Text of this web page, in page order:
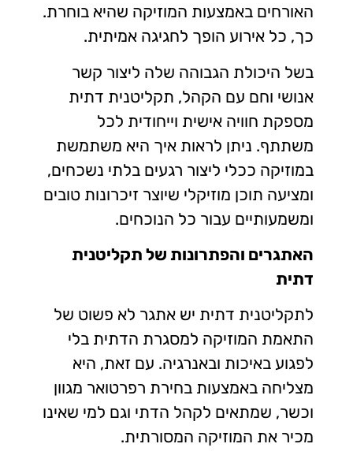
האורחים באמצעות המוזיקה שהיא בוחרת.
כך, כל אירוע הופך לחגיגה אמיתית.
בשל היכולת הגבוהה שלה ליצור קשר
אנושי וחם עם הקהל, תקליטנית דתית
מספקת חוויה אישית וייחודית לכל
משתתף. ניתן לראות איך היא משתמשת
במוזיקה ככלי ליצור רגעים בלתי נשכחים,
ומציעה תוכן מוזיקלי שיוצר זיכרונות טובים
ומשמעותיים עבור כל הנוכחים.
האתגרים והפתרונות של תקליטנית
דתית
לתקליטנית דתית יש אתגר לא פשוט של
התאמת המוזיקה למסגרת הדתית בלי
לפגוע באיכות ובאנרגיה. עם זאת, היא
מצליחה באמצעות בחירת רפרטואר מגוון
וכשר, שמתאים לקהל הדתי וגם למי שאינו
מכיר את המוזיקה המסורתית.